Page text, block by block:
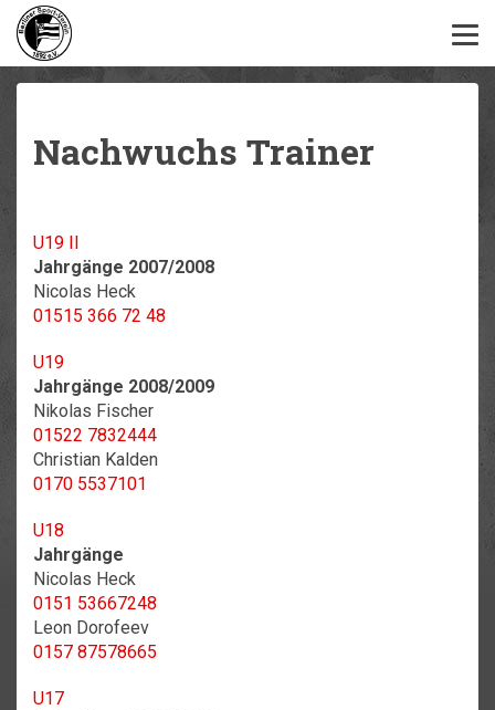
Nachwuchs Trainer
U19 II
Jahrgänge 2007/2008
Nicolas Heck
01515 366 72 48
U19
Jahrgänge 2008/2009
Nikolas Fischer
01522 7832444
Christian Kalden
0170 5537101
U18
Jahrgänge
Nicolas Heck
0151 53667248
Leon Dorofeev
0157 87578665
U17